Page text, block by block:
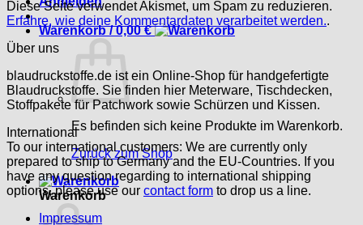
Warenkorb /0,00€
Es befinden sich keine Produkte im Warenkorb.
Zurück zum Shop
Warenkorb
Diese Seite verwendet Akismet, um Spam zu reduzieren.
Erfahre, wie deine Kommentardaten verarbeitet werden..
Über uns
blaudruckstoffe.de ist ein Online-Shop für handgefertigte
Blaudruckstoffe. Sie finden hier Meterware, Tischdecken,
Stoffpakete für Patchwork sowie Schürzen und Kissen.
International
To our international customers: We are currently only
prepared to ship to Germany and the EU-Countries. If you
have any question regarding to international shipping
options, please use our contact form to drop us a line.
Impressum